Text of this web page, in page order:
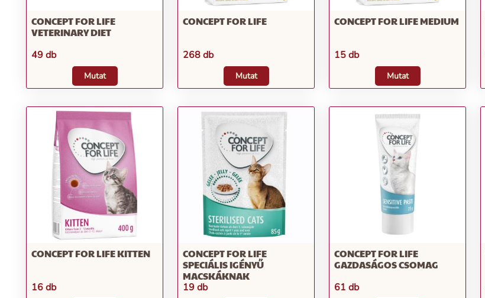
CONCEPT FOR LIFE
VETERINARY DIET
49 db
Mutat
CONCEPT FOR LIFE
268 db
Mutat
CONCEPT FOR LIFE MEDIUM
15 db
Mutat
CONCEPT FOR LIFE KITTEN
16 db
CONCEPT FOR LIFE
SPECIÁLIS IGÉNYŰ
MACSKÁKNAK
19 db
CONCEPT FOR LIFE
GAZDASÁGOS CSOMAG
61 db